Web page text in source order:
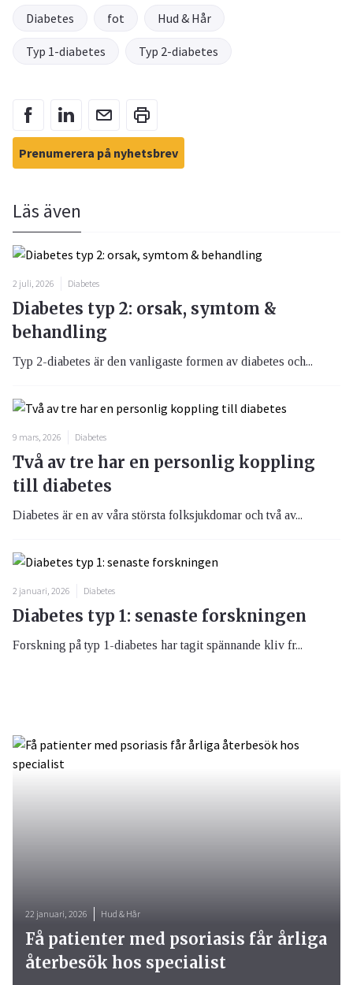
Diabetes fot Hud & Hår
Typ 1-diabetes Typ 2-diabetes
Prenumerera på nyhetsbrev
Läs även
2 juli, 2026 Diabetes
Diabetes typ 2: orsak, symtom &
behandling
Typ 2-diabetes är den vanligaste formen av diabetes och...
9 mars, 2026 Diabetes
Två av tre har en personlig koppling
till diabetes
Diabetes är en av våra största folksjukdomar och två av...
2 januari, 2026 Diabetes
Diabetes typ 1: senaste forskningen
Forskning på typ 1-diabetes har tagit spännande kliv fr...
22 januari, 2026 Hud & Hår
Få patienter med psoriasis får årliga
återbesök hos specialist